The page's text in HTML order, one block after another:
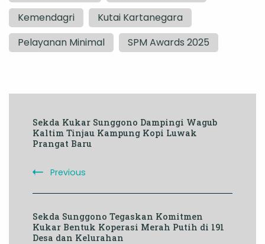
Kemendagri
Kutai Kartanegara
Pelayanan Minimal
SPM Awards 2025
Navigation
Sekda Kukar Sunggono Dampingi Wagub
Kaltim Tinjau Kampung Kopi Luwak
Prangat Baru
Previous
Sekda Sunggono Tegaskan Komitmen
Kukar Bentuk Koperasi Merah Putih di 191
Desa dan Kelurahan